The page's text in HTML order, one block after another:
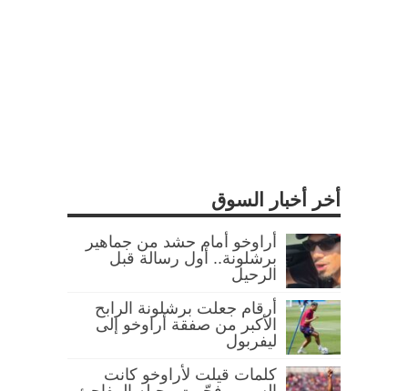
أخر أخبار السوق
أراوخو أمام حشد من جماهير
برشلونة.. أول رسالة قبل
الرحيل
أرقام جعلت برشلونة الرابح
الأكبر من صفقة أراوخو إلى
ليفربول
كلمات قيلت لأراوخو كانت